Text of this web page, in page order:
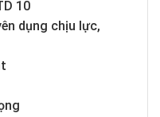
10
dụng chịu lực,